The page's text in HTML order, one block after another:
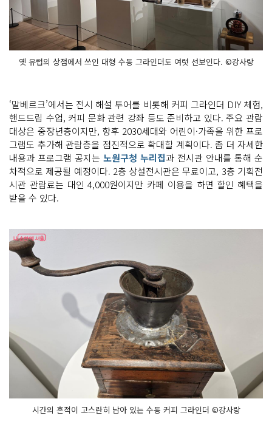
옛 유럽의 상점에서 쓰인 대형 수동 그라인더도 여럿 선보인다. ©강사랑
‘말베르크’에서는 전시 해설 투어를 비롯해 커피 그라인더 DIY 체험,
핸드드립 수업, 커피 문화 관련 강좌 등도 준비하고 있다. 주요 관람
대상은 중장년층이지만, 향후 2030세대와 어린이·가족을 위한 프로
그램도 추가해 관람층을 점진적으로 확대할 계획이다. 좀 더 자세한
내용과 프로그램 공지는 노원구청 누리집과 전시관 안내를 통해 순
차적으로 제공될 예정이다. 2층 상설전시관은 무료이고, 3층 기획전
시관 관람료는 대인 4,000원이지만 카페 이용을 하면 할인 혜택을
받을 수 있다.
시간의 흔적이 고스란히 남아 있는 수동 커피 그라인더 ©강사랑